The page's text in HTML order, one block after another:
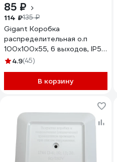
85 ₽
114 ₽135 ₽
Gigant Коробка
распределительная о.п
100х100х55, 6 выходов, IP55,
44037-1GI
4.9(45)
В корзину